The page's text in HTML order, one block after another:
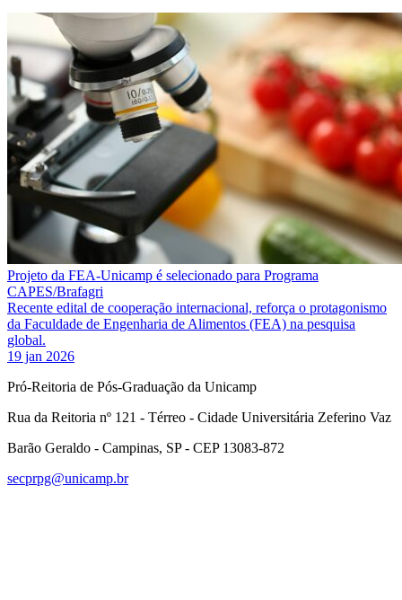
Projeto da FEA-Unicamp é selecionado para Programa
CAPES/Brafagri
Recente edital de cooperação internacional, reforça o protagonismo
da Faculdade de Engenharia de Alimentos (FEA) na pesquisa
global.
19 jan 2026
Pró-Reitoria de Pós-Graduação da Unicamp
Rua da Reitoria nº 121 - Térreo - Cidade Universitária Zeferino Vaz
Barão Geraldo - Campinas, SP - CEP 13083-872
secprpg@unicamp.br